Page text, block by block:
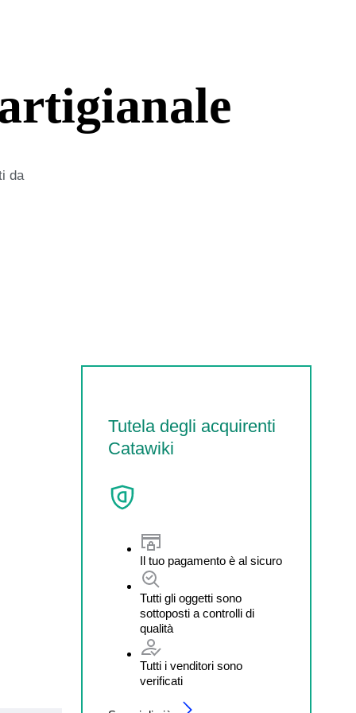
da
Tutela degli acquirenti
Catawiki
Il tuo pagamento è al sicuro
Tutti gli oggetti sono
sottoposti a controlli di
qualità
Tutti i venditori sono
verificati